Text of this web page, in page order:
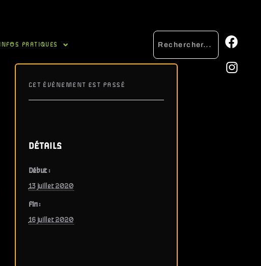
INFOS PRATIQUES
CET ÉVÈNEMENT EST PASSÉ
DÉTAILS
Début :
13 juillet 2020
Fin :
16 juillet 2020